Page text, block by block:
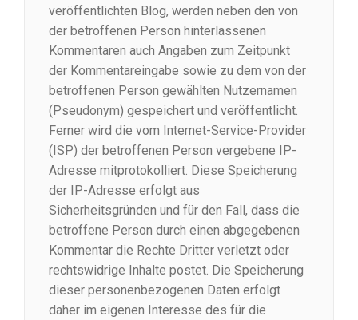
veröffentlichten Blog, werden neben den von
der betroffenen Person hinterlassenen
Kommentaren auch Angaben zum Zeitpunkt
der Kommentareingabe sowie zu dem von der
betroffenen Person gewählten Nutzernamen
(Pseudonym) gespeichert und veröffentlicht.
Ferner wird die vom Internet-Service-Provider
(ISP) der betroffenen Person vergebene IP-
Adresse mitprotokolliert. Diese Speicherung
der IP-Adresse erfolgt aus
Sicherheitsgründen und für den Fall, dass die
betroffene Person durch einen abgegebenen
Kommentar die Rechte Dritter verletzt oder
rechtswidrige Inhalte postet. Die Speicherung
dieser personenbezogenen Daten erfolgt
daher im eigenen Interesse des für die